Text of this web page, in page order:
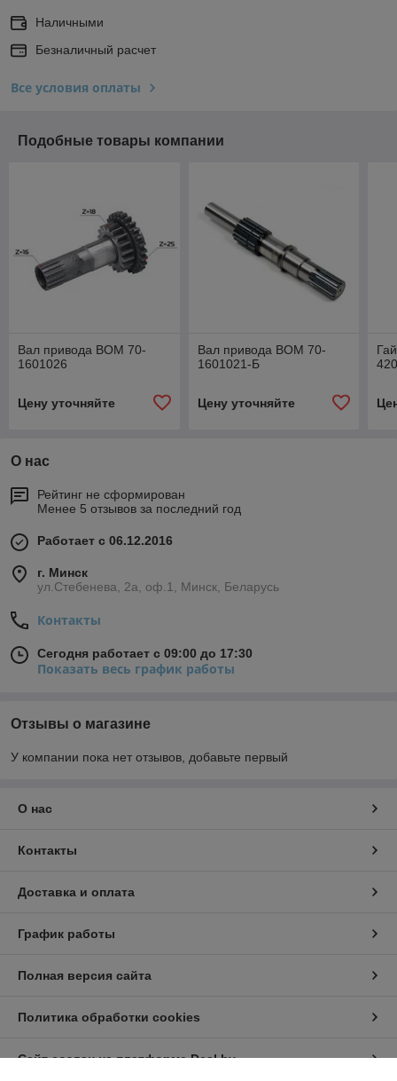
Наличными
Безналичный расчет
Все условия оплаты
Подобные товары компании
Вал привода ВОМ 70-
1601026
Цену уточняйте
Вал привода ВОМ 70-
1601021-Б
Цену уточняйте
О нас
Рейтинг не сформирован
Менее 5 отзывов за последний год
Работает с 06.12.2016
г. Минск
ул.Стебенева, 2а, оф.1, Минск, Беларусь
Контакты
Сегодня работает с 09:00 до 17:30
Показать весь график работы
Отзывы о магазине
У компании пока нет отзывов, добавьте первый
О нас
Контакты
Доставка и оплата
График работы
Полная версия сайта
Политика обработки cookies
Сайт создан на платформе Deal.by